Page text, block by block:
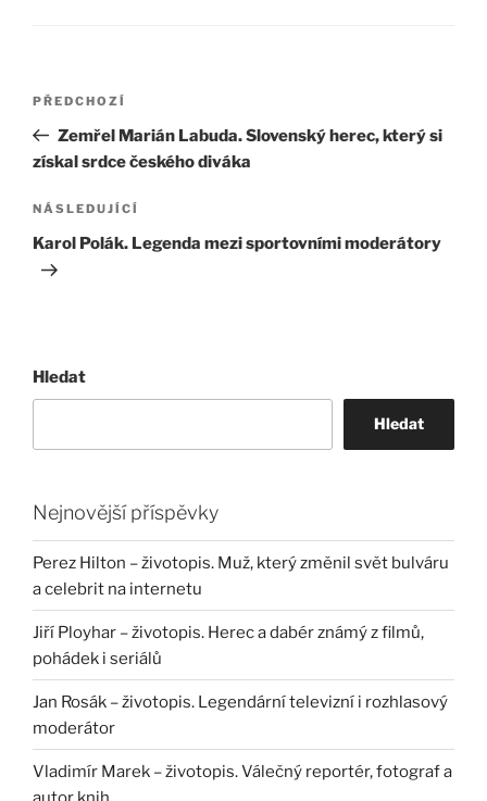
Navigace
příspěvek
Předchozí
příspěvek
PŘEDCHOZÍ
Zemřel Marián Labuda. Slovenský herec, který si
získal srdce českého diváka
Následující
příspěvek
NÁSLEDUJÍCÍ
Karol Polák. Legenda mezi sportovními moderátory
Hledat
Hledat
Nejnovější příspěvky
Perez Hilton – životopis. Muž, který změnil svět bulváru
a celebrit na internetu
Jiří Ployhar – životopis. Herec a dabér známý z filmů,
pohádek i seriálů
Jan Rosák – životopis. Legendární televizní i rozhlasový
moderátor
Vladimír Marek – životopis. Válečný reportér, fotograf a